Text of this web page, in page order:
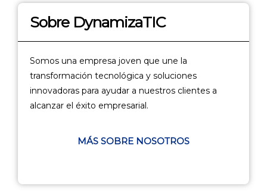
Sobre DynamizaTIC
Somos una empresa joven que une la
transformación tecnológica y soluciones
innovadoras para ayudar a nuestros clientes a
alcanzar el éxito empresarial.
MÁS SOBRE NOSOTROS